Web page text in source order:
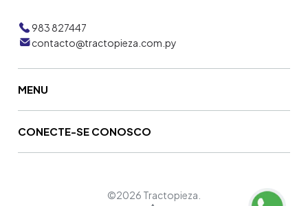
983 827447
contacto@tractopieza.com.py
MENU
CONECTE-SE CONOSCO
©2026 Tractopieza.